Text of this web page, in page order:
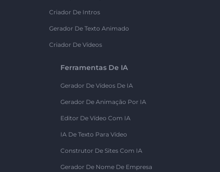
Criador De Intros
Gerador De Texto Animado
Criador De Vídeos
Ferramentas De IA
Gerador De Vídeos De IA
Gerador De Animação Por IA
Editor De Vídeo Com IA
IA De Texto Para Vídeo
Construtor De Sites Com IA
Gerador De Nome De Empresa